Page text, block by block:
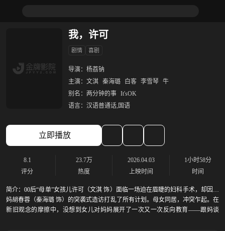
我，许可
剧情 喜剧
导演： 杨荔钠
主演： 文淇 秦海璐 白客 李雪琴 牛
别名： 两分钟的事 It'sOK
语言： 汉语普通话,国语
立即播放
8.1
评分
23.7万
热度
2026.04.03
上映时间
1小时58分
时间
简介：00后“母单”女孩儿许可（文淇 饰）面临一场迫在眉睫的妇科手术，却因妈
妈胡春蓉（秦海璐 饰）的突袭式造访打乱了所有计划。母女同居，冲突乍起。在
新旧观念的摩擦中，没想到女儿对妈妈展开了一次又一次反向教育——跟妈谈